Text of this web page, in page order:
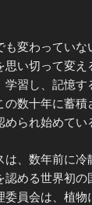
も変わってい
思い切って変え
学習し、記憶
の数十年に蓄
られ始めてい
は、数年前に
認める世界初の
委員会は、植物